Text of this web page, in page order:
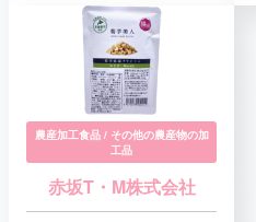
農産加工食品 / その他の農産物の加
工品
赤坂T・M株式会社